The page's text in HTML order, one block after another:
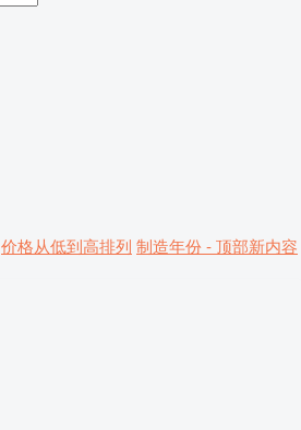
价格从低到高排列 制造年份 - 顶部新内容